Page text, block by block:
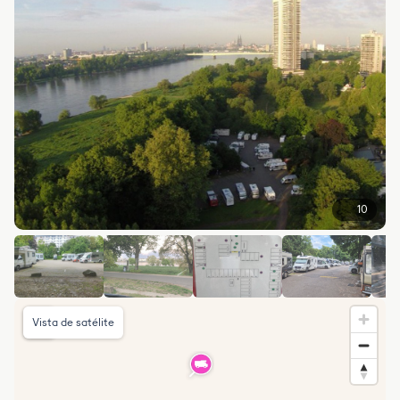
10
Vista de satélite